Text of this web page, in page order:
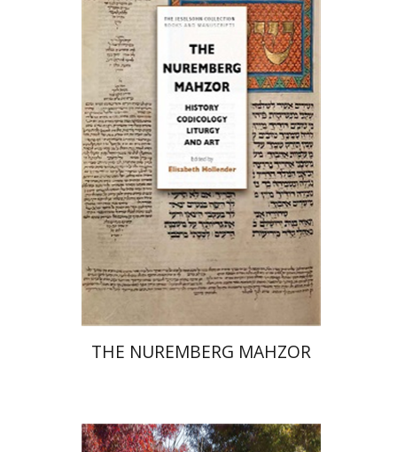
אליזבט הולנדר
הנחת אתר ספר מודפס
$161
$145
THE NUREMBERG MAHZOR